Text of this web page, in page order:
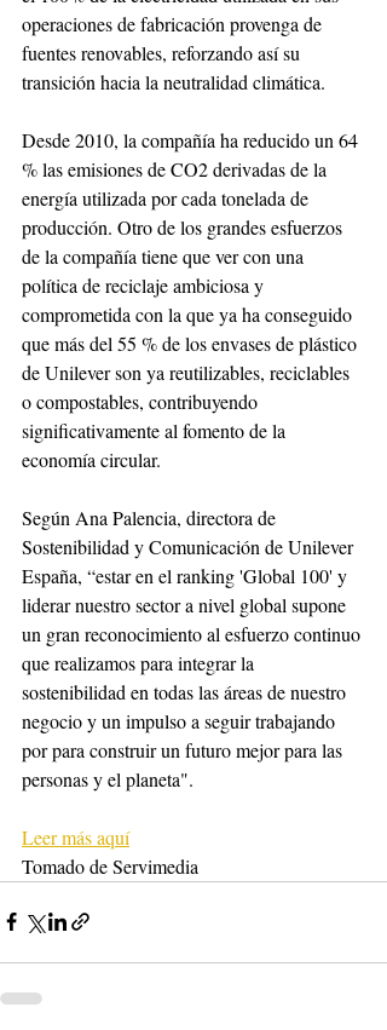
operaciones de fabricación provenga de
fuentes renovables, reforzando así su
transición hacia la neutralidad climática.
Desde 2010, la compañía ha reducido un 64
% las emisiones de CO2 derivadas de la
energía utilizada por cada tonelada de
producción. Otro de los grandes esfuerzos
de la compañía tiene que ver con una
política de reciclaje ambiciosa y
comprometida con la que ya ha conseguido
que más del 55 % de los envases de plástico
de Unilever son ya reutilizables, reciclables
o compostables, contribuyendo
significativamente al fomento de la
economía circular.
Según Ana Palencia, directora de
Sostenibilidad y Comunicación de Unilever
España, “estar en el ranking 'Global 100' y
liderar nuestro sector a nivel global supone
un gran reconocimiento al esfuerzo continuo
que realizamos para integrar la
sostenibilidad en todas las áreas de nuestro
negocio y un impulso a seguir trabajando
por para construir un futuro mejor para las
personas y el planeta".
Leer más aquí
Tomado de Servimedia